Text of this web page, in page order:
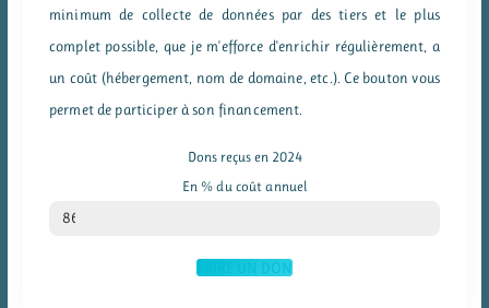
minimum de collecte de données par des tiers et le plus
complet possible, que je m'efforce d'enrichir régulièrement, a
un coût (hébergement, nom de domaine, etc.). Ce bouton vous
permet de participer à son financement.
Dons reçus en 2024
En % du coût annuel
% du coût annuel
86
FAIRE UN DON